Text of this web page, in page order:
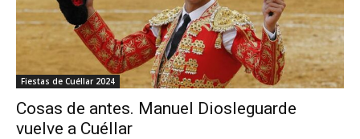
Fiestas de Cuéllar 2024
Cosas de antes. Manuel Diosleguarde
vuelve a Cuéllar